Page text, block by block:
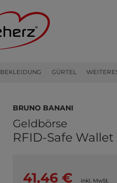
BEKLEIDUNG GÜRTEL
bruno banani
Geldbörse
RFID-Safe
41,46 € inkl. MwSt.